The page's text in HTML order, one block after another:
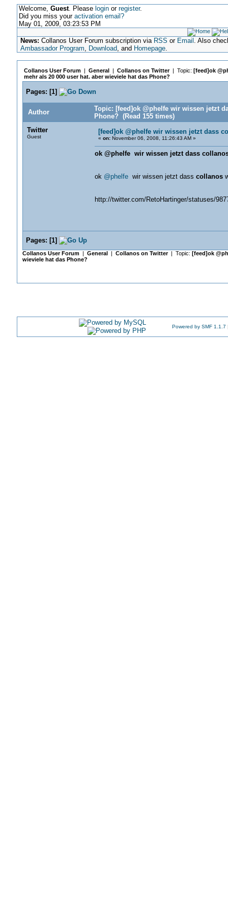
Welcome, Guest. Please loginor register.
Did you miss your activation email?
May 01, 2009, 03:23:53 PM
News: Collanos User Forum subscription via RSS or Email . Also
Ambassador Program, Download, and Homepage.
Collanos User Forum| General| Collanos on Twitter| Topic: [feed]ok
mehr als 20 000 user hat. aber wieviele hat das Phone?
Pages: [1]
Author
Topic: [feed]ok @phelfe wir wissen jetzt
Phone? (Read 155 times)
Twitter
Guest
[feed]ok @phelfe wir wissen jetzt dass
« on:November 06, 2008, 11:26:43 AM »
ok @phelfe wir wissen jetzt dass
ok @phelfewir wissen jetzt dass collanos
http://twitter.com/RetoHartinger/statuses/
Pages: [1]
Collanos User Forum| General| Collanos on Twitter| Topic: [feed]ok
wieviele hat das Phone?
Powered by SMF 1.1.7